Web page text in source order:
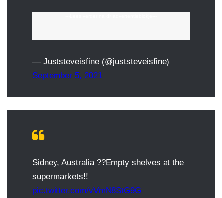
— Juststeveisfine (@juststeveisfine)
September 5, 2021
Sidney, Australia ??Empty shelves at the
supermarkets!!
pic.twitter.com/vVmN8StG9G